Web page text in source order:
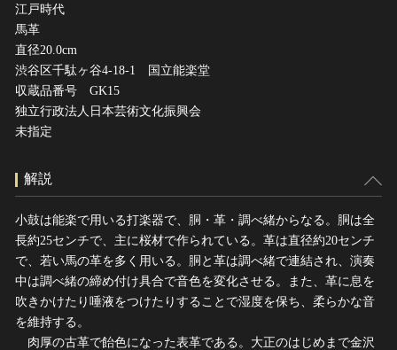
江戸時代
馬革
直径20.0cm
渋谷区千駄ヶ谷4-18-1 国立能楽堂
収蔵品番号 GK15
独立行政法人日本芸術文化振興会
未指定
解説
小鼓は能楽で用いる打楽器で、胴・革・調べ緒からなる。胴は全
長約25センチで、主に桜材で作られている。革は直径約20センチ
で、若い馬の革を多く用いる。胴と革は調べ緒で連結され、演奏
中は調べ緒の締め付け具合で音色を変化させる。また、革に息を
吹きかけたり唾液をつけたりすることで湿度を保ち、柔らかな音
を維持する。
肉厚の古革で飴色になった表革である。大正のはじめまで金沢